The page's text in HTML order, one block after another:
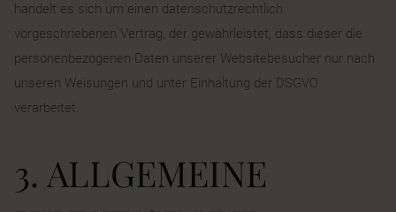
handelt es sich um einen datenschutzrechtlich
vorgeschriebenen Vertrag, der gewährleistet, dass dieser die
personenbezogenen Daten unserer Websitebesucher nur nach
unseren Weisungen und unter Einhaltung der DSGVO
verarbeitet.
3. ALLGEMEINE